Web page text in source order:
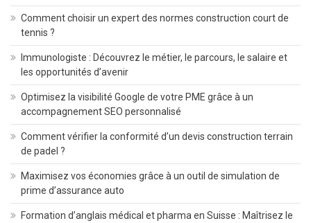
Comment choisir un expert des normes construction court de
tennis ?
Immunologiste : Découvrez le métier, le parcours, le salaire et
les opportunités d’avenir
Optimisez la visibilité Google de votre PME grâce à un
accompagnement SEO personnalisé
Comment vérifier la conformité d’un devis construction terrain
de padel ?
Maximisez vos économies grâce à un outil de simulation de
prime d’assurance auto
Formation d’anglais médical et pharma en Suisse : Maîtrisez le